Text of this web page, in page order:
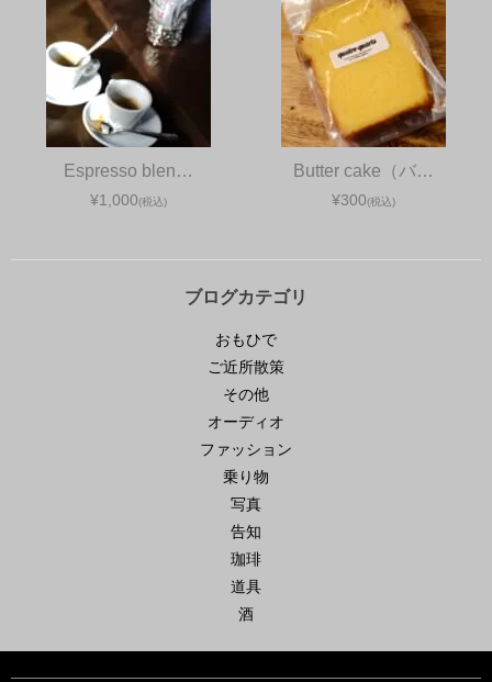
Espresso blen…
¥1,000(税込)
Butter cake（バ…
¥300(税込)
ブログカテゴリ
おもひで
ご近所散策
その他
オーディオ
ファッション
乗り物
写真
告知
珈琲
道具
酒